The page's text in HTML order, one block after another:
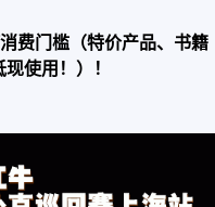
费门槛（特价产品、书籍
使用！）！